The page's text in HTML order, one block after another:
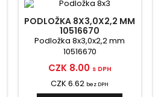
PODLOŽKA 8X3,0X2,2 MM
10516670
Podložka 8x3,0x2,2 mm
10516670
CZK 8.00 s DPH
CZK 6.62 bez DPH